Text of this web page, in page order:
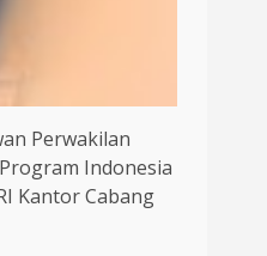
Perwakilan
Indonesia
Kantor Cabang